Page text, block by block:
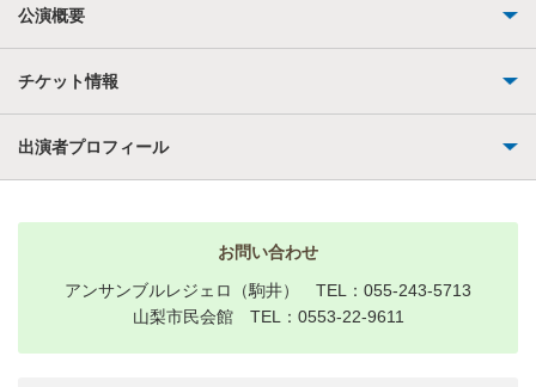
公演概要
チケット情報
出演者プロフィール
お問い合わせ
アンサンブルレジェロ（駒井） TEL：055-243-5713
山梨市民会館 TEL：0553-22-9611